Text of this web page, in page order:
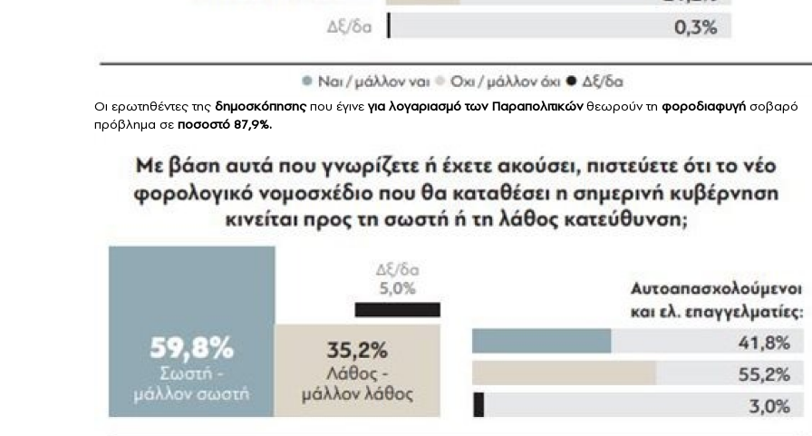
Οι ερωτηθέντες της δημοσκόπησηςπου έγινε για λογαριασμό των Παραπολιτικώνθεωρούν τη φοροδιαφυγή σοβαρό
πρόβλημα σε ποσοστό 87,9%.